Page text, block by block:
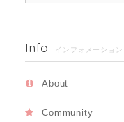
Info インフォメーション
About
Community